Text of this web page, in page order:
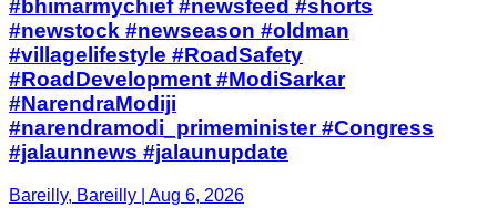
#bhimarmychief #newsfeed #shorts
#newstock #newseason #oldman
#villagelifestyle #RoadSafety
#RoadDevelopment #ModiSarkar
#NarendraModiji
#narendramodi_primeminister #Congress
#jalaunnews #jalaunupdate
Bareilly, Bareilly | Aug 6, 2026